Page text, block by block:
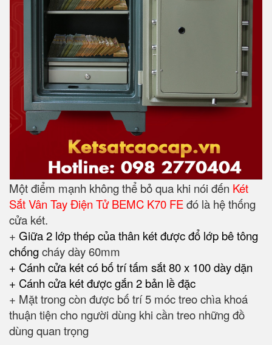
Một điểm mạnh không thể bỏ qua khi nói đến Két
Sắt Vân Tay Điện Tử BEMC K70 FEđó là hệ thống
cửa két.
+ Giữa 2 lớp thép của thân két được đổ lớp bê tông
chốngcháy dày 60mm
+ Cánh cửa két có bố trí tấm sắt 80 x 100 dày dặn
+ Cánh cửa két được gắn 2 bản lề đặc
+ Mặt trong còn được bố trí 5 móc treo chìa khoá
thuận tiện cho người dùng khi cần treo những đồ
dùng quan trọng